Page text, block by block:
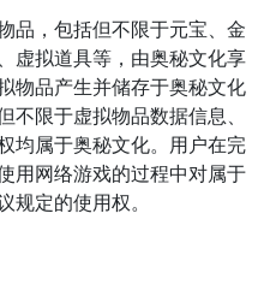
品，包括但不限于元宝、金
虚拟道具等，由奥秘文化享
物品产生并储存于奥秘文化
限于虚拟物品数据信息、
均属于奥秘文化。用户在完
用网络游戏的过程中对属于
定的使用权。